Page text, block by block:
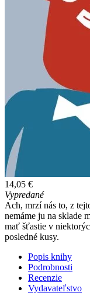
14,05 €
Vypredané
Ach, mrzí nás to, z
nemáme ju na sklade
mať šťastie v
posledné kusy.
Popis knihy
Podrobnosti
Recenzie
Vydavateľstvo